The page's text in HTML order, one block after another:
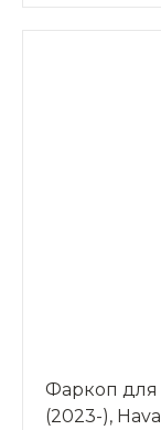
Фаркоп для
(2023-),